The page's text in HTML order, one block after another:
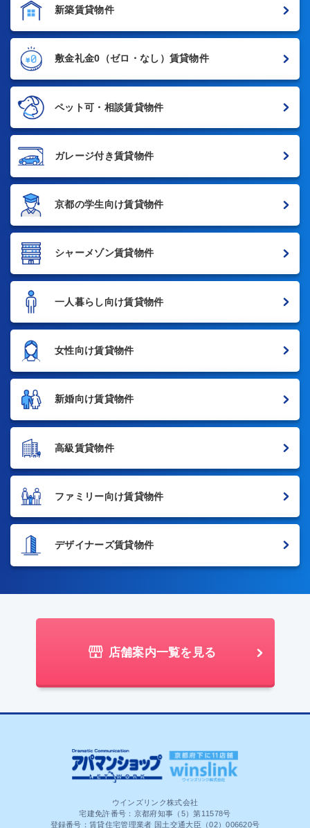
新築賃貸物件
敷金礼金0 （ゼロ・なし）賃貸物件
ペット可・相談賃貸物件
ガレージ付き賃貸物件
京都の学生向け賃貸物件
シャーメゾン賃貸物件
一人暮らし向け賃貸物件
女性向け賃貸物件
新婚向け賃貸物件
高級賃貸物件
ファミリー向け賃貸物件
デザイナーズ賃貸物件
店舗案内一覧を見る
ウインズリンク株式会社
宅建免許番号：京都府知事（5）第11578号
登録番号：賃貸住宅管理業者 国土交通大臣（02）006620号